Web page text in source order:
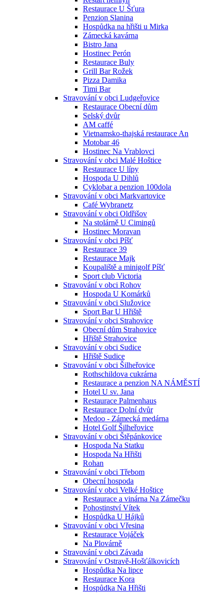
Restaurace U Šťura
Penzion Slanina
Hospůdka na hřišti u Mirka
Zámecká kavárna
Bistro Jana
Hostinec Perón
Restaurace Buly
Grill Bar Rožek
Pizza Damika
Timi Bar
Stravování v obci Ludgeřovice
Restaurace Obecní dům
Selský dvůr
AM caffé
Vietnamsko-thajská restaurace An
Motobar 46
Hostinec Na Vrablovci
Stravování v obci Malé Hoštice
Restaurace U lípy
Hospoda U Dihlů
Cyklobar a penzion 100dola
Stravování v obci Markvartovice
Café Wybranetz
Stravování v obci Oldřišov
Na stolárně U Cimingů
Hostinec Moravan
Stravování v obci Píšť
Restaurace 39
Restaurace Majk
Koupaliště a minigolf Píšť
Sport club Victoria
Stravování v obci Rohov
Hospoda U Komárků
Stravování v obci Služovice
Sport Bar U Hřiště
Stravování v obci Strahovice
Obecní dům Strahovice
Hřiště Strahovice
Stravování v obci Sudice
Hřiště Sudice
Stravování v obci Šilheřovice
Rothschildova cukrárna
Restaurace a penzion NA NÁMĚSTÍ
Hotel U sv. Jana
Restaurace Palmenhaus
Restaurace Dolní dvůr
Medoo - Zámecká medárna
Hotel Golf Šilheřovice
Stravování v obci Štěpánkovice
Hospoda Na Statku
Hospoda Na Hřišti
Rohan
Stravování v obci Třebom
Obecní hospoda
Stravování v obci Velké Hoštice
Restaurace a vinárna Na Zámečku
Pohostinství Vítek
Hospůdka U Hájků
Stravování v obci Vřesina
Restaurace Vojáček
Na Plovárně
Stravování v obci Závada
Stravování v Ostravě-Hošťálkovicích
Hospůdka Na lipce
Restaurace Kora
Hospůdka Na Hřišti